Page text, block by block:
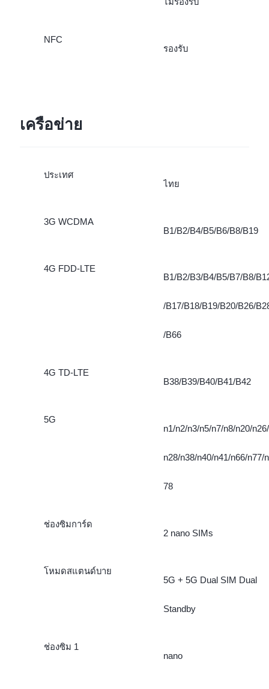
NFC
รองรับ
เครือข่าย
ประเทศ
ไทย
3G WCDMA
B1/B2/B4/B5/B6/B8/B19
4G FDD-LTE
B1/B2/B3/B4/B5/B7/B8/
/B17/B18/B19/B20/B26/
/B66
4G TD-LTE
B38/B39/B40/B41/B42
5G
n1/n2/n3/n5/n7/n8/n20/n26/
n28/n38/n40/n41/n66/n77/n
78
ช่องซิมการ์ด
2 nano SIMs
โหมดสแตนด์บาย
5G + 5G Dual SIM Dual
Standby
ช่องซิม 1
nano